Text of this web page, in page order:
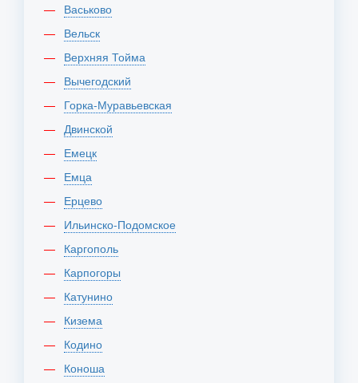
Васьково
Вельск
Верхняя Тойма
Вычегодский
Горка-Муравьевская
Двинской
Емецк
Емца
Ерцево
Ильинско-Подомское
Каргополь
Карпогоры
Катунино
Кизема
Кодино
Коноша